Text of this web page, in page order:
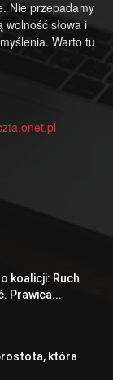
Nie przepadamy
słowa i
Warto tu
koalicji: Ruch
Prawica...
która